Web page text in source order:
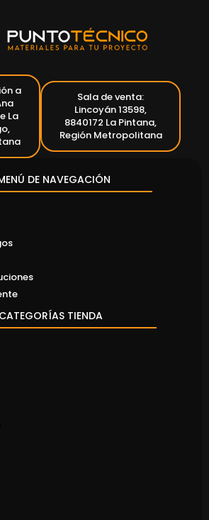
a
La
Sala de venta:
Lincoyán 13598,
8840172 La Pintana,
Región Metropolitana
DE NAVEGACIÓN
CATEGORÍAS TIENDA